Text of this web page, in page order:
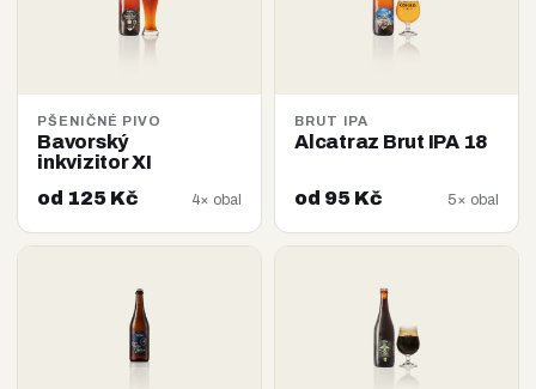
PŠENIČNÉ PIVO
Bavorský
inkvizitor XI
od 125 Kč
4× obal
BRUT IPA
Alcatraz Brut IPA 18
od 95 Kč 5× obal